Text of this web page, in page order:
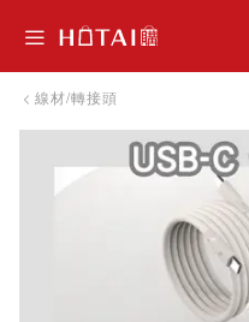
線材/轉接頭
跳到圖片庫的末尾